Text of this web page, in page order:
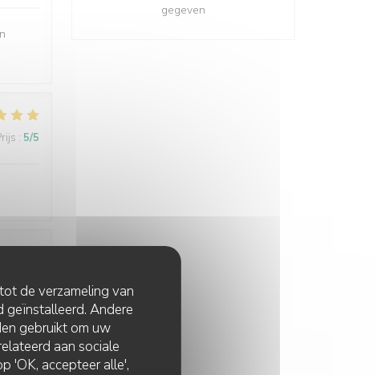
de verzameling van
geïnstalleerd. Andere
gebruikt om uw
aan sociale
'OK, accepteer alle',
: 5/5
gegeven